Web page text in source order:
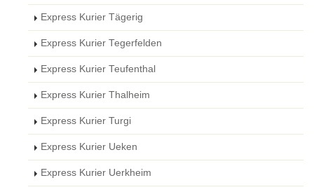
Express Kurier Tägerig
Express Kurier Tegerfelden
Express Kurier Teufenthal
Express Kurier Thalheim
Express Kurier Turgi
Express Kurier Ueken
Express Kurier Uerkheim